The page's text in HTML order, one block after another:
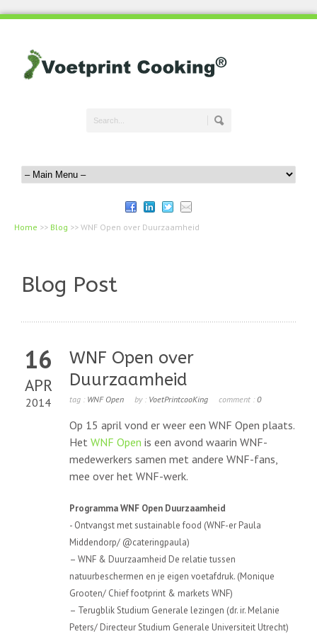
Home >> Blog >> WNF Open over Duurzaamheid
Blog Post
16
APR
2014
WNF Open over
Duurzaamheid
tag : WNF Open by : VoetPrintcooKing comment : 0
Op 15 april vond er weer een WNF Open plaats.
Het WNF Open is een avond waarin WNF-
medewerkers samen met andere WNF-fans,
mee over het WNF-werk.
Programma WNF Open Duurzaamheid
- Ontvangst met sustainable food (WNF-er Paula
Middendorp/ @cateringpaula)
– WNF & Duurzaamheid De relatie tussen
natuurbeschermen en je eigen voetafdruk. (Monique
Grooten/ Chief footprint & markets WNF)
– Terugblik Studium Generale lezingen (dr. ir. Melanie
Peters/ Directeur Studium Generale Universiteit Utrecht)